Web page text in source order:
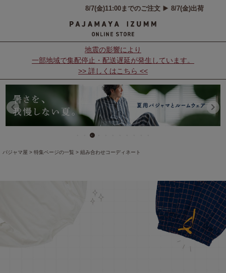
地震の影響により
一部地域で集配停止・配送遅延が発生しています。
>> 詳しくはこちら <<
パジャマ屋 特集ページの一覧 組み合わせコーディネート